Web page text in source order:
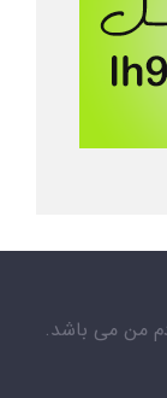
من می باشد.